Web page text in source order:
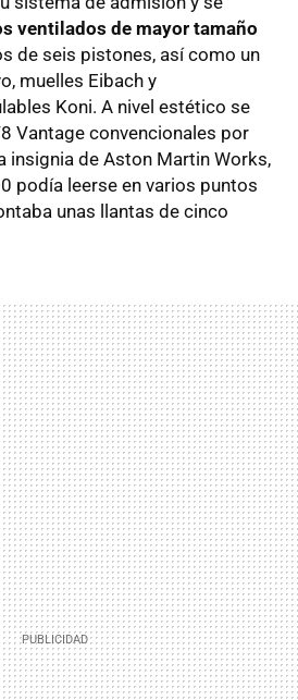
ventilados de mayor tamaño
de seis pistones, así como un
muelles Eibach y
Koni. A nivel estético se
Vantage convencionales por
insignia de Aston Martin Works,
podía leerse en varios puntos
unas llantas de cinco